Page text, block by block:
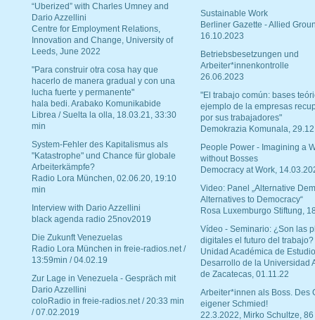
“Uberized” with Charles Umney and
Dario Azzellini
Centre for Employment Relations,
Innovation and Change, University of
Leeds, June 2022
"Para construir otra cosa hay que
hacerlo de manera gradual y con una
lucha fuerte y permanente"
hala bedi. Arabako Komunikabide
Librea / Suelta la olla, 18.03.21, 33:30
min
System-Fehler des Kapitalismus als
"Katastrophe" und Chance für globale
Arbeiterkämpfe?
Radio Lora München, 02.06.20, 19:10
min
Interview with Dario Azzellini
black agenda radio 25nov2019
Die Zukunft Venezuelas
Radio Lora München in freie-radios.net /
13:59min / 04.02.19
Zur Lage in Venezuela - Gespräch mit
Dario Azzellini
coloRadio in freie-radios.net / 20:33 min
/ 07.02.2019
Sustainable Work
Berliner Gazette - Allied
16.10.2023
Betriebsbesetzungen und
Arbeiter*innenkontrolle
26.06.2023
"El trabajo común: bases
ejemplo de la empresas
por sus trabajadores"
Demokrazia Komunala,
People Power - Imagining a
without Bosses
Democracy at Work,
Video: Panel „Alternative
Alternatives to Democracy“
Rosa Luxemburgo Stiftung,
Vídeo - Seminario: ¿Son las
digitales el futuro del trabajo?
Unidad Académica de
Desarrollo de la Universidad
de Zacatecas, 01.11.22
Arbeiter*innen als Boss. Des
eigener Schmied!
22.3.2022, Mirko Schultze, 86